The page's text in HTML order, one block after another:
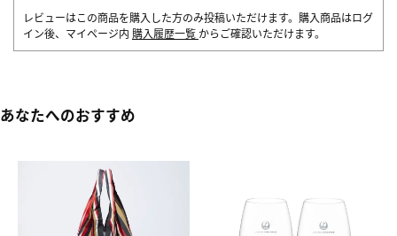
レビューはこの商品を購入した方のみ投稿いただけます。購入商品はログ
イン後、マイページ内 購入履歴一覧 からご確認いただけます。
あなたへのおすすめ